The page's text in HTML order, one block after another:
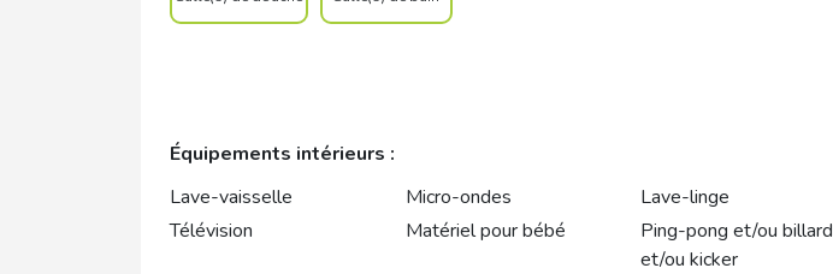
Équipements intérieurs :
Lave-vaisselle
Micro-ondes
Lave-linge
Télévision
Matériel pour bébé
Ping-pong et/ou billard
et/ou kicker